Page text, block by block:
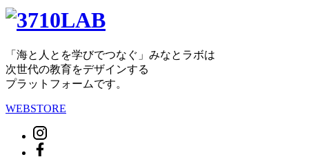
「海と人とを学びでつなぐ」みなとラボは
次世代の教育をデザインする
プラットフォームです。
WEBSTORE